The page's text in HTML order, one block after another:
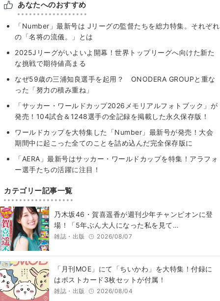
あなたへのおすすめ
「Number」最新号は Jリーグの監督たちを総力特集。それぞれ
の「名将の流儀。」とは
2025Jリーグがいよいよ開幕！世界トップリーグへ向けた新た
な挑戦で期待値高まる
なぜ59歳の三浦知良選手を起用？ ONODERA GROUPと重な
った「努力の積み重ね」
「サッカー・ワールドカップ2026メモリアルフォトブック」が
発売！104試合＆1248選手の全記録を掲載した永久保存版！
ワールドカップを大特集した「Number」最新号が発売！大会
期間中に起こった全てのことを詰め込んだ完全保存版に
「AERA」最新号はサッカー・ワールドカップを特集！アラフォ
ー選手たちの活躍に注目！
カテゴリー記事一覧
乃木坂46・賀喜遥香が週刊少年チャンピオンに登
場！「5年ぶん大人になった私を見て…
雑誌・出版 2026/08/07
「月刊MOE」にて「ちいかわ」を大特集！付録に
はポストカード3枚セットが付属！
雑誌・出版 2026/08/04